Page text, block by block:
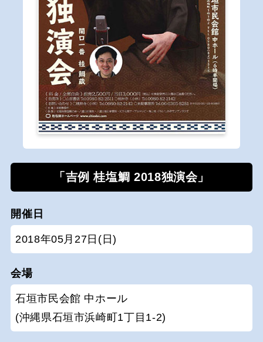
「吉例 桂塩鯛 2018独演会」
開催日
2018年05月27日(日)
会場
石垣市民会館 中ホール
(沖縄県石垣市浜崎町1丁目1-2)